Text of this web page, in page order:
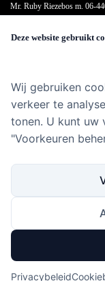
Mr. Ruby Riezebos m. 06-
Mr. Claartje van Keulen:
Mr. Julia Mens:mens@vkd-
Mr. Ruby Riezebos:
Onze kantoortijden zijn van
Ingeval van nood zijn wij 24
U kunt telefonisch contact
afspraak inplannen op
Deze website gebruikt
Wij gebruiken
verkeer te
tonen. U kunt uw
"Voorkeuren
Privacybeleid